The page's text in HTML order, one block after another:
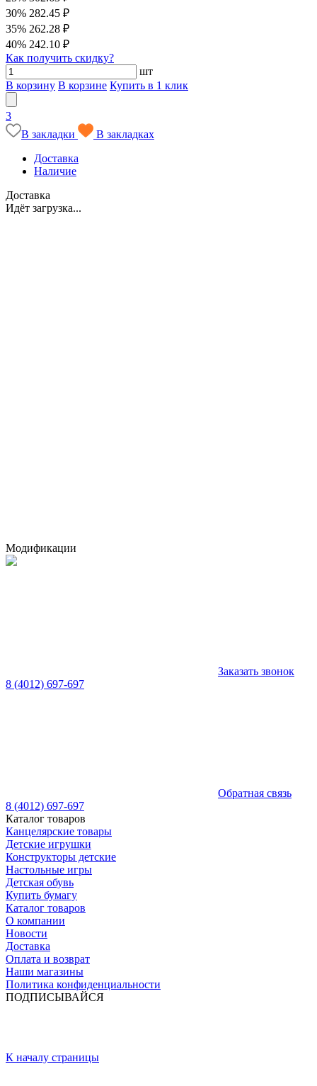
30% 282.45 ₽
35% 262.28 ₽
40% 242.10 ₽
Как получить скидку?
шт
В корзину В корзине Купить в 1 клик
3
В закладки
В закладках
Доставка
Наличие
Доставка
Идёт загрузка...
Модификации
Заказать звонок
8 (4012) 697-697
Обратная связь
8 (4012) 697-697
Каталог товаров
Канцелярские товары
Детские игрушки
Конструкторы детские
Настольные игры
Детская обувь
Купить бумагу
Каталог товаров
О компании
Новости
Доставка
Оплата и возврат
Наши магазины
Политика конфиденциальности
ПОДПИСЫВАЙСЯ
К началу страницы